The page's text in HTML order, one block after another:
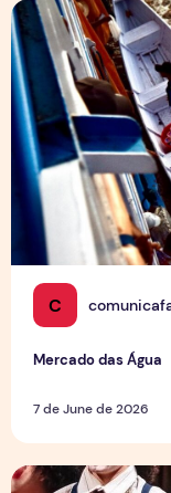
C
Mercado das Água
7 de June de 2026
Mercado das Água
Entre palcos e